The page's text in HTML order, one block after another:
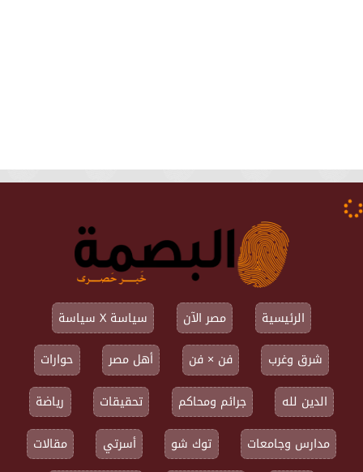
الرئيسية مصر الآن
سياسة X سياسة
شرق وغرب
فن × فن أهل مصر
حوارات
الدين لله
جرائم ومحاكم تحقيقات
رياضة
مدارس وجامعات
توك شو أسرتي مقالات